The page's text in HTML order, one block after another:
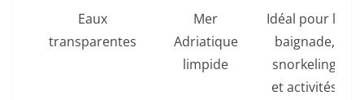
Eaux
transparentes
Mer
Adriatique
limpide
Idéal pour la
baignade,
snorkeling
et activités